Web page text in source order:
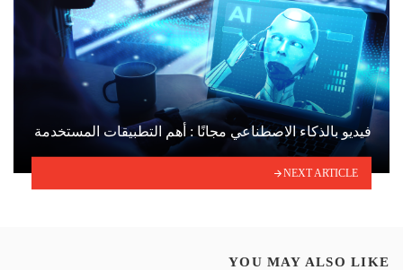
فيديو بالذكاء الاصطناعي مجانًا : أهم التطبيقات المستخدمة
NEXT ARTICLE
YOU MAY ALSO LIKE